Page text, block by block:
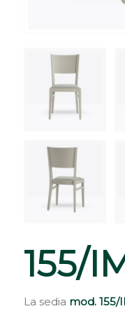
155/
La sedia mod. 155/